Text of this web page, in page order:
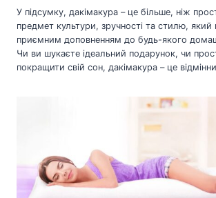
У підсумку, дакімакура – це більше, ніж
предмет культури, зручності та стилю,
приємним доповненням до будь-якого
Чи ви шукаєте ідеальний подарунок, чи
покращити свій сон, дакімакура – це